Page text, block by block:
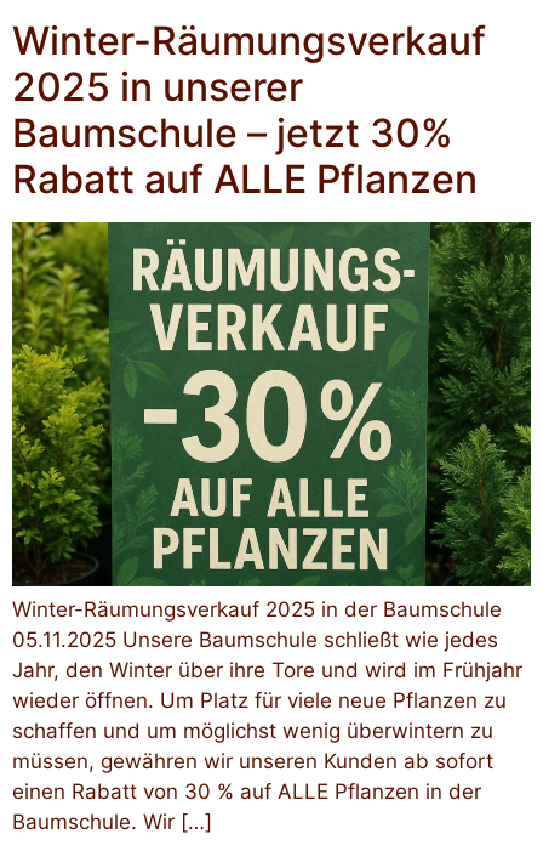
Winter-Räumungsverkauf
2025 in unserer
Baumschule – jetzt 30%
Rabatt auf ALLE Pflanzen
Winter-Räumungsverkauf 2025 in der Baumschule
05.11.2025 Unsere Baumschule schließt wie jedes
Jahr, den Winter über ihre Tore und wird im Frühjahr
wieder öffnen. Um Platz für viele neue Pflanzen zu
schaffen und um möglichst wenig überwintern zu
müssen, gewähren wir unseren Kunden ab sofort
einen Rabatt von 30 % auf ALLE Pflanzen in der
Baumschule. Wir […]